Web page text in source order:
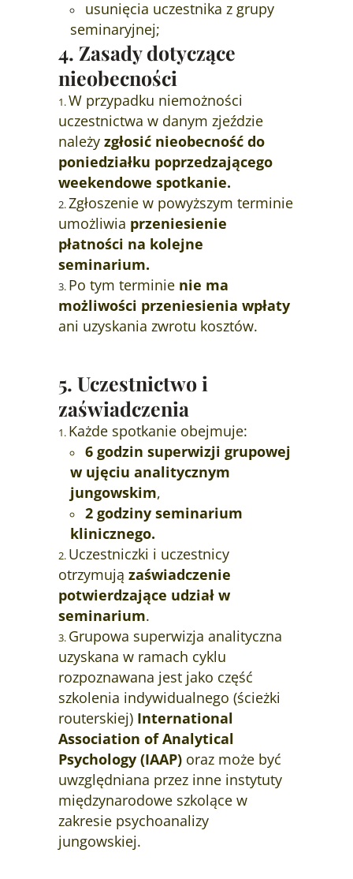
usunięcia uczestnika z grupy
seminaryjnej;
4. Zasady dotyczące
nieobecności
W przypadku niemożności
uczestnictwa w danym zjeździe
należy zgłosić nieobecność do
poniedziałku poprzedzającego
weekendowe spotkanie.
Zgłoszenie w powyższym terminie
umożliwia przeniesienie
płatności na kolejne
seminarium.
Po tym terminie nie ma
możliwości przeniesienia wpłaty
ani uzyskania zwrotu kosztów.
5. Uczestnictwo i
zaświadczenia
Każde spotkanie obejmuje:
6 godzin superwizji grupowej
w ujęciu analitycznym
jungowskim,
2 godziny seminarium
klinicznego.
Uczestniczki i uczestnicy
otrzymują zaświadczenie
potwierdzające udział w
seminarium.
Grupowa superwizja analityczna
uzyskana w ramach cyklu
rozpoznawana jest jako część
szkolenia indywidualnego (ścieżki
routerskiej) International
Association of Analytical
Psychology (IAAP) oraz może być
uwzględniana przez inne instytuty
międzynarodowe szkolące w
zakresie psychoanalizy
jungowskiej.